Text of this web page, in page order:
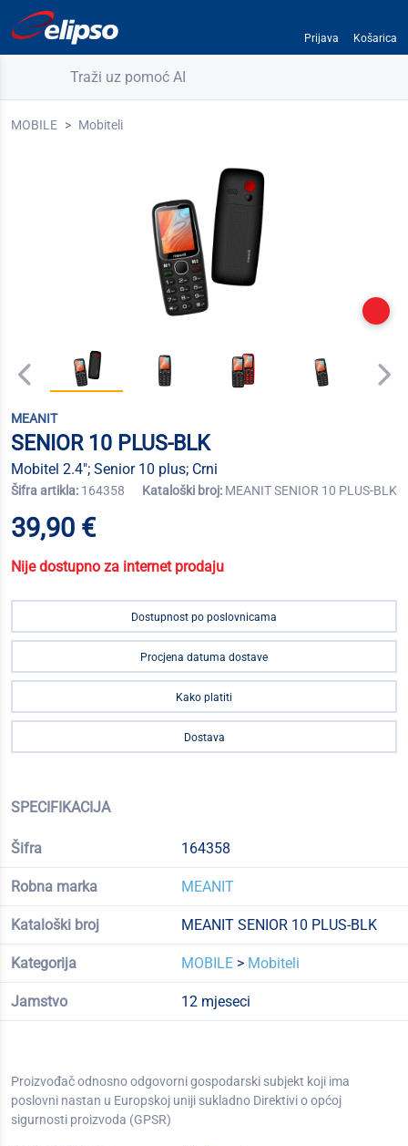
Prijava Košarica
Traži uz pomoć AI
MOBILE Mobiteli
MEANIT
SENIOR 10 PLUS-BLK
Mobitel 2.4"; Senior 10 plus; Crni
Šifra artikla: 164358 Kataloški broj: MEANIT SENIOR 10 PLUS-BLK
39,90 €
Nije dostupno za internet prodaju
Dostupnost po poslovnicama
Procjena datuma dostave
Kako platiti
Dostava
SPECIFIKACIJA
Šifra 164358
Robna marka MEANIT
Kataloški broj MEANIT SENIOR 10 PLUS-BLK
Kategorija MOBILE> Mobiteli
Jamstvo 12 mjeseci
Proizvođač odnosno odgovorni gospodarski subjekt koji ima
poslovni nastan u Europskoj uniji sukladno Direktivi o općoj
sigurnosti proizvoda (GPSR)